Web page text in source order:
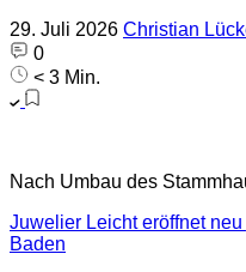
29. Juli 2026 Christian
0
< 3 Min.
Nach Umbau des
Juwelier Leicht eröffnet
Baden